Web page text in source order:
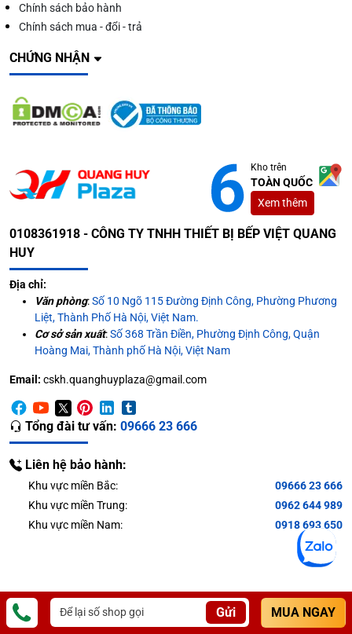
Chính sách bảo hành
Chính sách mua - đổi - trả
CHỨNG NHẬN
Kho trên
TOÀN QUỐC
Xem thêm
0108361918 - CÔNG TY TNHH THIẾT BỊ BẾP VIỆT QUANG
HUY
Địa chỉ:
Văn phòng:Số 10 Ngõ 115 Đường Định Công, Phường Phương
Liệt, Thành Phố Hà Nội, Việt Nam.
Cơ sở sản xuất:Số 368 Trần Điền, Phường Định Công, Quận
Hoàng Mai, Thành phố Hà Nội, Việt Nam
Email: cskh.quanghuyplaza@gmail.com
Tổng đài tư vấn: 09666 23 666
Liên hệ bảo hành:
Khu vực miền Bắc:
09666 23 666
Khu vực miền Trung:
0962 644 989
Khu vực miền Nam:
0918 693 650
Gửi MUA NGAY